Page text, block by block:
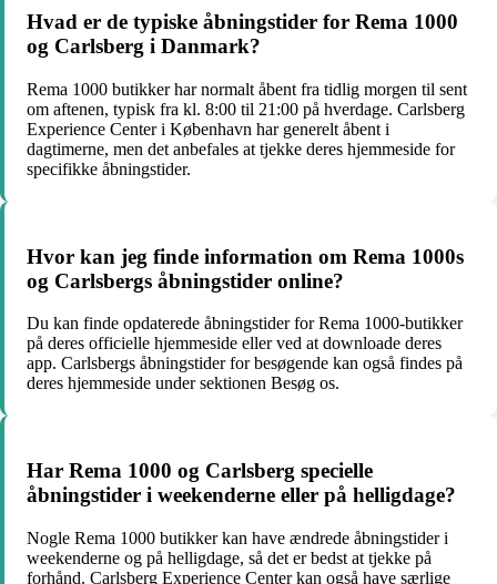
Hvad er de typiske åbningstider for Rema 1000
og Carlsberg i Danmark?
Rema 1000 butikker har normalt åbent fra tidlig morgen til sent
om aftenen, typisk fra kl. 8:00 til 21:00 på hverdage. Carlsberg
Experience Center i København har generelt åbent i
dagtimerne, men det anbefales at tjekke deres hjemmeside for
specifikke åbningstider.
Hvor kan jeg finde information om Rema 1000s
og Carlsbergs åbningstider online?
Du kan finde opdaterede åbningstider for Rema 1000-butikker
på deres officielle hjemmeside eller ved at downloade deres
app. Carlsbergs åbningstider for besøgende kan også findes på
deres hjemmeside under sektionen Besøg os.
Har Rema 1000 og Carlsberg specielle
åbningstider i weekenderne eller på helligdage?
Nogle Rema 1000 butikker kan have ændrede åbningstider i
weekenderne og på helligdage, så det er bedst at tjekke på
forhånd. Carlsberg Experience Center kan også have særlige